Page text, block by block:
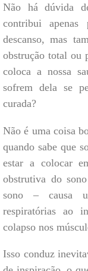
Não há dúvida
contribui
descanso, mas
obstrução total ou
coloca a nossa
sofrem dela se
curada?
Não é uma coisa
quando sabe que
estar a colocar
obstrutiva do
sono – causa
respiratórias ao
colapso nos
Isso conduz